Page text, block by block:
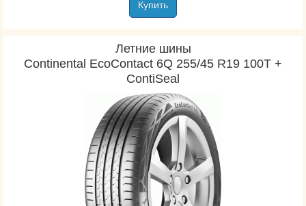
Купить
Летние шины
Continental EcoContact 6Q 255/45 R19 100T +
ContiSeal